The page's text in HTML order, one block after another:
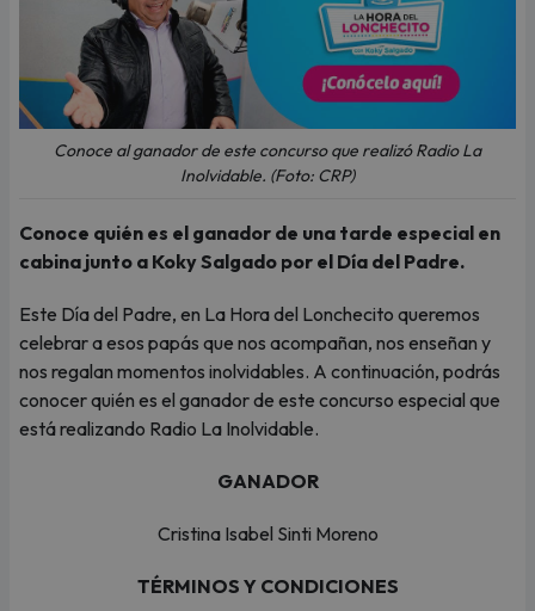
Conoce al ganador de este concurso que realizó Radio La
Inolvidable. (Foto: CRP)
Conoce quién es el ganador de una tarde especial en
cabina junto a Koky Salgado por el Día del Padre.
Este Día del Padre, en La Hora del Lonchecito queremos
celebrar a esos papás que nos acompañan, nos enseñan y
nos regalan momentos inolvidables. A continuación, podrás
conocer quién es el ganador de este concurso especial que
está realizando Radio La Inolvidable.
GANADOR
Cristina Isabel Sinti Moreno
TÉRMINOS Y CONDICIONES